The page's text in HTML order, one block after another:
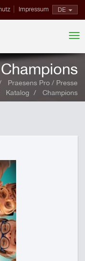
DE
Impressum
Champions
Praesens Pro / Presse
Katalog
Champions